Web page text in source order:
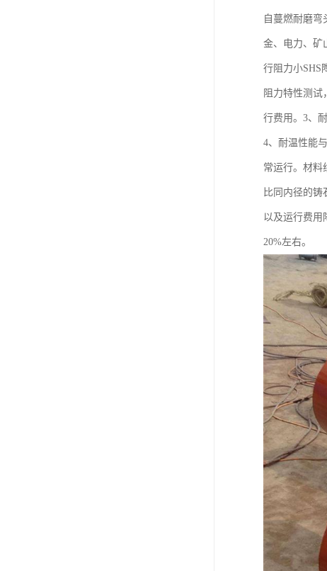
自蔓燃耐磨弯
金、电力、矿
行阻力小SHS
阻力特性测试
行费用。3、
4、耐温性能
常运行。材料
比同内径的
以及运行费用
20%左右。